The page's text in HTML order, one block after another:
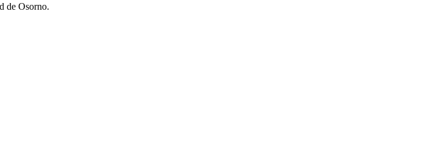
de Osorno.